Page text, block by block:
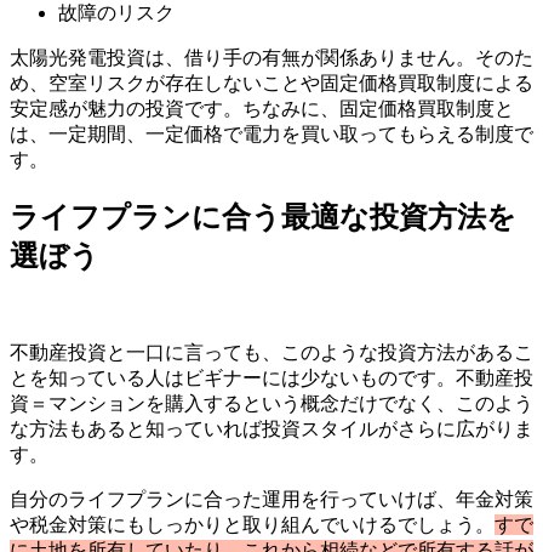
故障のリスク
太陽光発電投資は、借り手の有無が関係ありません。そのた
め、空室リスクが存在しないことや固定価格買取制度による
安定感が魅力の投資です。ちなみに、固定価格買取制度と
は、一定期間、一定価格で電力を買い取ってもらえる制度で
す。
ライフプランに合う最適な投資方法を
選ぼう
不動産投資と一口に言っても、このような投資方法があるこ
とを知っている人はビギナーには少ないものです。不動産投
資＝マンションを購入するという概念だけでなく、このよう
な方法もあると知っていれば投資スタイルがさらに広がりま
す。
自分のライフプランに合った運用を行っていけば、年金対策
や税金対策にもしっかりと取り組んでいけるでしょう。 すで